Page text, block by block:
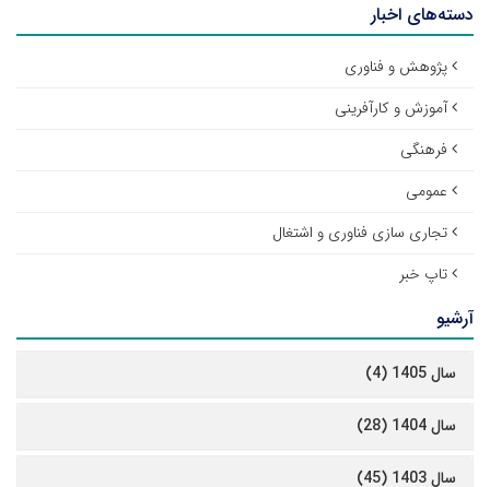
دسته‌های اخبار
پژوهش و فناوری
آموزش و کارآفرینی
فرهنگی
عمومی
تجاری سازی فناوری و اشتغال
تاپ خبر
آرشیو
سال 1405 (4)
سال 1404 (28)
سال 1403 (45)